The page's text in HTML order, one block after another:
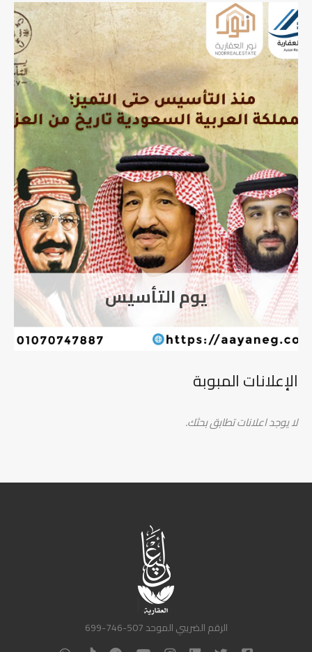
يوم التأسيس
الإعلانات المبوبة
لا يوجد اعلانات تطابق بحثك.
الرقم الضريبي الموحد 507-746-699